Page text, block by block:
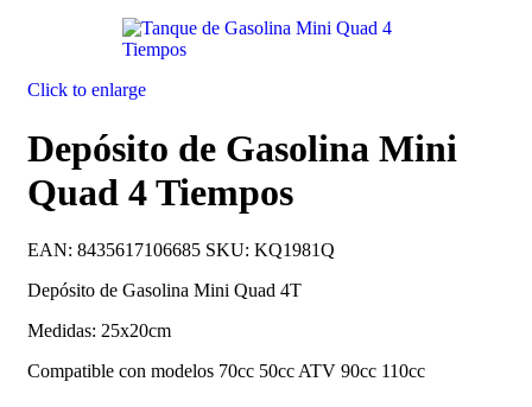
Click to enlarge
Depósito de Gasolina Mini
Quad 4 Tiempos
EAN: 8435617106685 SKU: KQ1981Q
Depósito de Gasolina Mini Quad 4T
Medidas: 25x20cm
Compatible con modelos 70cc 50cc ATV 90cc 110cc